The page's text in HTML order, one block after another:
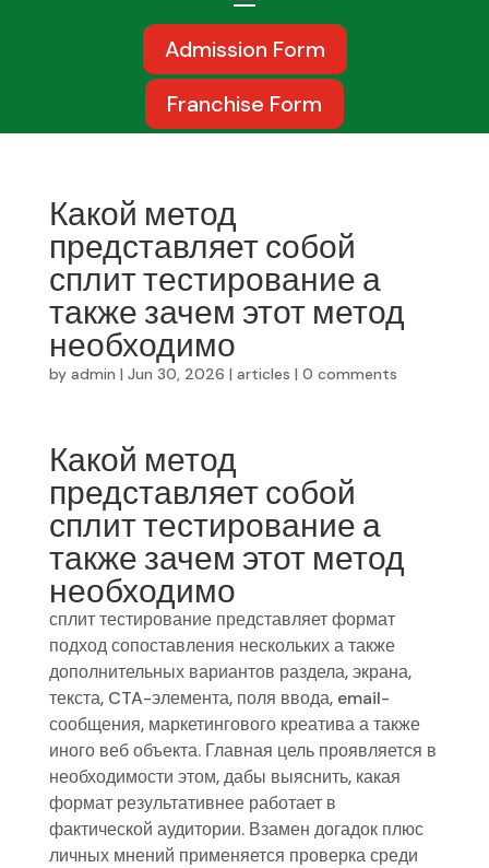
Admission Form
Franchise Form
Какой метод
представляет собой
сплит тестирование а
также зачем этот метод
необходимо
by admin | Jun 30, 2026 | articles | 0 comments
Какой метод
представляет собой
сплит тестирование а
также зачем этот метод
необходимо
сплит тестирование представляет формат
подход сопоставления нескольких а также
дополнительных вариантов раздела, экрана,
текста, CTA-элемента, поля ввода, email-
сообщения, маркетингового креатива а также
иного веб объекта. Главная цель проявляется в
необходимости этом, дабы выяснить, какая
формат результативнее работает в
фактической аудитории. Взамен догадок плюс
личных мнений применяется проверка среди